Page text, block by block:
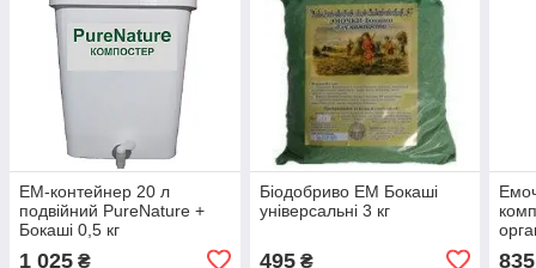
ЕМ-контейнер 20 л
подвійний PureNature +
Бокаші 0,5 кг
1 025 ₴
Біодобриво ЕМ Бокаші
універсальні 3 кг
495₴ 835